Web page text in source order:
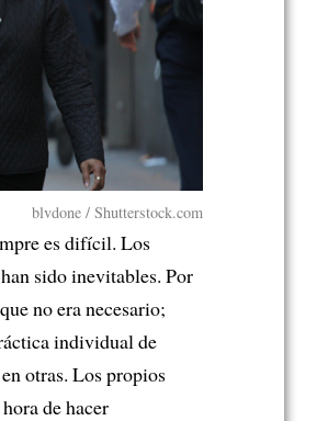
blvdone / Shutterstock.com
es difícil. Los
sido inevitables. Por
no era necesario;
individual de
en otras. Los propios
de hacer